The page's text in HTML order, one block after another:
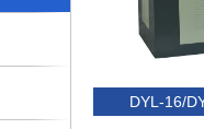
DYL-16/